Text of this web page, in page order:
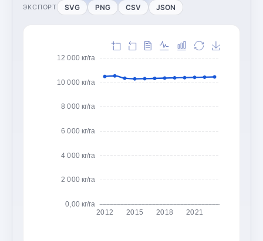
ЭКСПОРТ SVG PNG CSV JSON
0,00 кг/га
2 000 кг/га
4 000 кг/га
6 000 кг/га
8 000 кг/га
10 000 кг/га
12 000 кг/га
2012 2015 2018 2021